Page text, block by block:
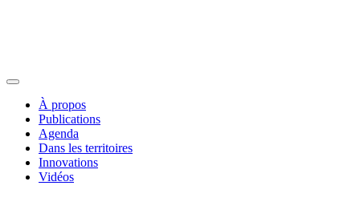
À propos
Publications
Agenda
Dans les territoires
Innovations
Vidéos